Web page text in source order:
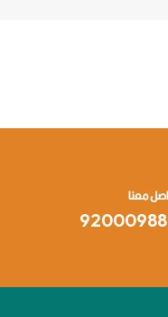
معنا